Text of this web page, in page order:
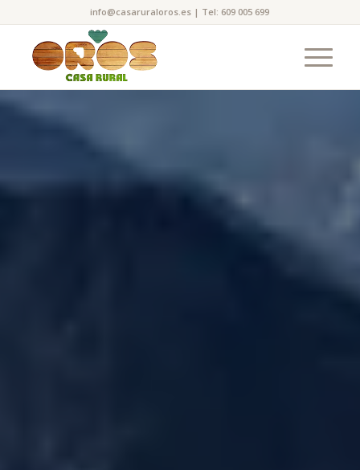
info@casaruraloros.es | Tel: 609 005 699